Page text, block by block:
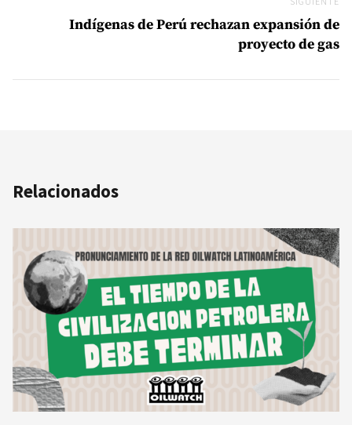
Indígenas de Perú rechazan expansión de
proyecto de gas
Relacionados